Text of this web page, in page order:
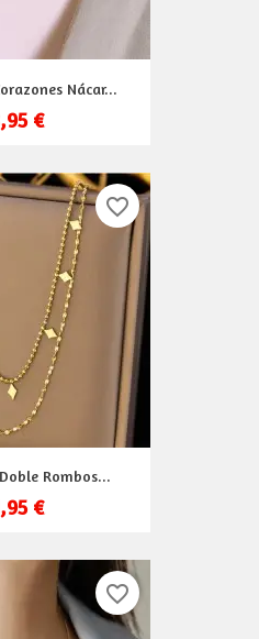
Nácar...
€
Rombos...
€
favorite_border
favorite_border